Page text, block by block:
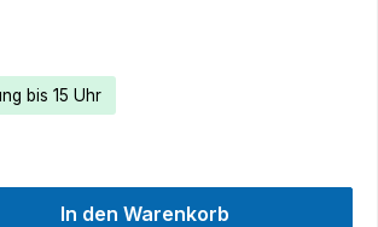
bis 15 Uhr
ein oder benutze die Schaltflächen um die
In den Warenkorb